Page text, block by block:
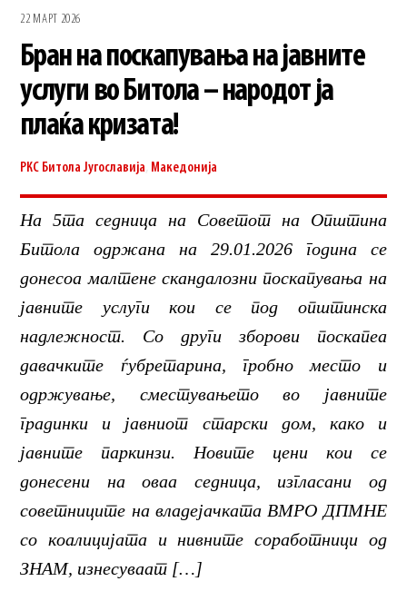
22 МАРТ 2026
Бран на поскапувања на јавните
услуги во Битола – народот ја
плаќа кризата!
РКС Битола Југославија Македонија
На 5та седница на Советот на Општина
Битола одржана на 29.01.2026 година се
донесоа малтене скандалозни поскапувања на
јавните услуги кои се под општинска
надлежност. Со други зборови поскапеа
давачките ѓубретарина, гробно место и
одржување, сместувањето во јавните
градинки и јавниот старски дом, како и
јавните паркинзи. Новите цени кои се
донесени на оваа седница, изгласани од
советниците на владејачката ВМРО ДПМНЕ
со коалицијата и нивните соработници од
ЗНАМ, изнесуваат […]